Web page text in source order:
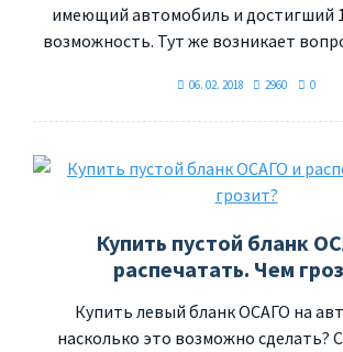
имеющий автомобиль и достигший
возможность. Тут же возникает
06. 02. 2018 2960 0
Купить пустой бланк
распечатать. Чем
Купить левый бланк ОСАГО на
насколько это возможно сделать?